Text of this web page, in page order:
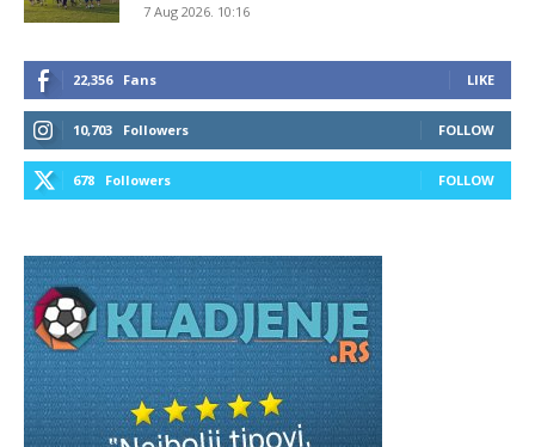
7 Aug 2026. 10:16
22,356 Fans LIKE
10,703 Followers FOLLOW
678 Followers FOLLOW